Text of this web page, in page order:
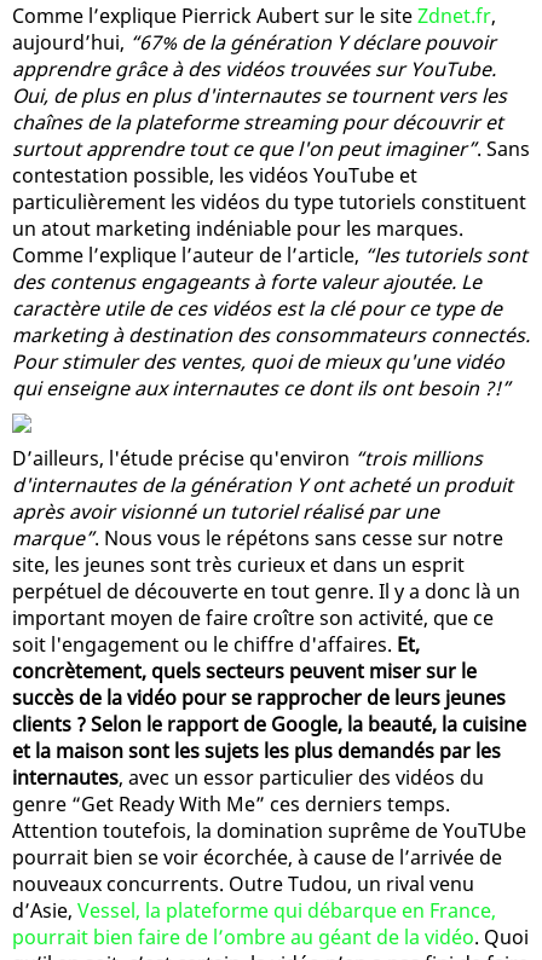
Comme l’explique Pierrick Aubert sur le siteZdnet.fr,
aujourd’hui, “67% de la génération Y déclare pouvoir
apprendre grâce à des vidéos trouvées sur YouTube.
Oui, de plus en plus d'internautes se tournent vers les
chaînes de la plateforme streaming pour découvrir et
surtout apprendre tout ce que l'on peut imaginer”. Sans
contestation possible, les vidéos YouTube et
particulièrement les vidéos du type tutoriels constituent
un atout marketing indéniable pour les marques.
Comme l’explique l’auteur de l’article, “les tutoriels sont
des contenus engageants à forte valeur ajoutée. Le
caractère utile de ces vidéos est la clé pour ce type de
marketing à destination des consommateurs connectés.
Pour stimuler des ventes, quoi de mieux qu'une vidéo
qui enseigne aux internautes ce dont ils ont besoin ?!”
D’ailleurs, l'étude précise qu'environ “trois millions
d'internautes de la génération Y ont acheté un produit
après avoir visionné un tutoriel réalisé par une
marque”. Nous vous le répétons sans cesse sur notre
site, les jeunes sont très curieux et dans un esprit
perpétuel de découverte en tout genre. Il y a donc là un
important moyen de faire croître son activité, que ce
soit l'engagement ou le chiffre d'affaires. Et,
concrètement, quels secteurs peuvent miser sur le
succès de la vidéo pour se rapprocher de leurs jeunes
clients ? Selon le rapport de Google, la beauté, la cuisine
et la maison sont les sujets les plus demandés par les
internautes, avec un essor particulier des vidéos du
genre “Get Ready With Me” ces derniers temps.
Attention toutefois, la domination suprême de YouTUbe
pourrait bien se voir écorchée, à cause de l’arrivée de
nouveaux concurrents. Outre Tudou, un rival venu
d’Asie, Vessel, la plateforme qui débarque en France,
pourrait bien faire de l’ombre au géant de la vidéo. Quoi